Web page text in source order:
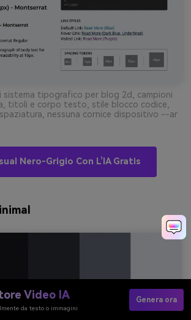
sistema tipografico per blog 2d, campioni
titoli e corpo testo, stile blocco codice,
nessuna cornice dispositivo --ar
Nero-Grigio Con L’IA Gratis
Video IA
da testo o immagini
Genera ora